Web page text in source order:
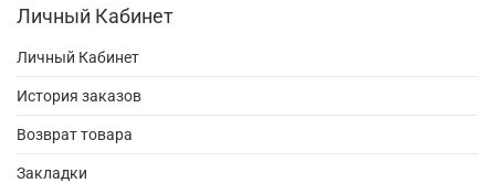
Личный Кабинет
Личный Кабинет
История заказов
Возврат товара
Закладки